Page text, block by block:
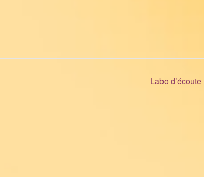
Labo d’écoute